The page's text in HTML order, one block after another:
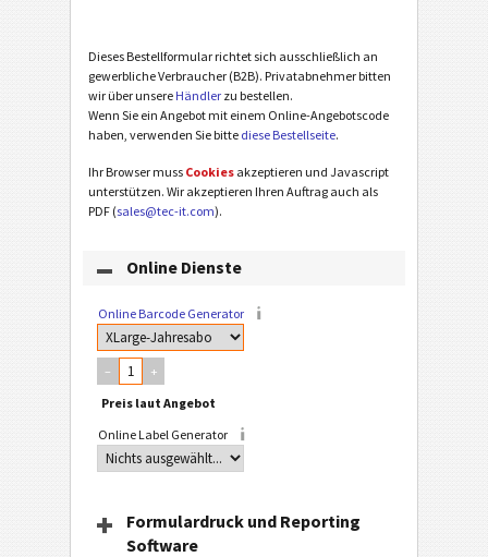
Dieses Bestellformular richtet sich ausschließlich an
gewerbliche Verbraucher (B2B). Privatabnehmer bitten
wir über unsere Händler zu bestellen.
Wenn Sie ein Angebot mit einem Online-Angebotscode
haben, verwenden Sie bitte diese Bestellseite.
Ihr Browser muss Cookies akzeptieren und Javascript
unterstützen. Wir akzeptieren Ihren Auftrag auch als
PDF (sales@tec-it.com).
Online Dienste
Online Barcode Generator
– +
Online Label Generator
Formulardruck und Reporting
Software